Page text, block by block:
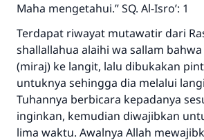
Maha mengetahui.” SQ. Al-Isro’: 1
Terdapat riwayat mutawatir dari
shallallahua alaihi wa sallam
(miraj) ke langit, lalu dibukakan
untuknya sehingga dia melalui
Tuhannya berbicara kepadanya
inginkan, kemudian diwajibkan
lima waktu. Awalnya Allah